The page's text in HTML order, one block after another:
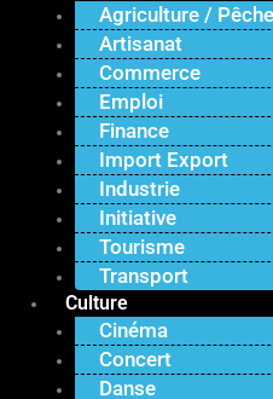
Agriculture / Pêche
Artisanat
Commerce
Emploi
Finance
Import Export
Industrie
Initiative
Tourisme
Transport
Culture
Cinéma
Concert
Danse